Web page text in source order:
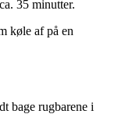
35 minutter.
køle af på en
bage rugbarene i